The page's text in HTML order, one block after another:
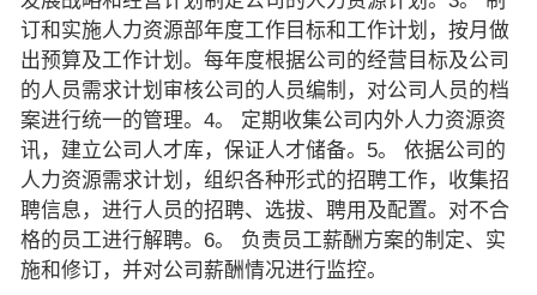
订和实施人力资源部年度工作目标和工作计划，按月做
出预算及工作计划。每年度根据公司的经营目标及公司
的人员需求计划审核公司的人员编制，对公司人员的档
案进行统一的管理。4。 定期收集公司内外人力资源资
讯，建立公司人才库，保证人才储备。5。 依据公司的
人力资源需求计划，组织各种形式的招聘工作，收集招
聘信息，进行人员的招聘、选拔、聘用及配置。对不合
格的员工进行解聘。6。 负责员工薪酬方案的制定、实
施和修订，并对公司薪酬情况进行监控。